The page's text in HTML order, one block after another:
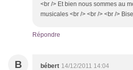
<br /> Et bien nous sommes au
musicales <br /> <br /> <br />
Répondre
B bébert 14/12/2011 14:04